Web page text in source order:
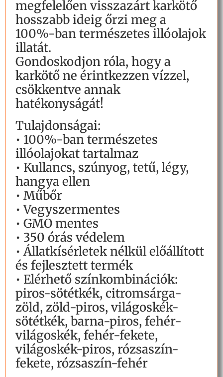
megfelelően visszazárt karkötő
hosszabb ideig őrzi meg a
100%-ban természetes illóolajok
illatát.
Gondoskodjon róla, hogy a
karkötő ne érintkezzen vízzel,
csökkentve annak
hatékonyságát!
Tulajdonságai:
• 100%-ban természetes
illóolajokat tartalmaz
• Kullancs, szúnyog, tetű, légy,
hangya ellen
• Műbőr
• Vegyszermentes
• GMO mentes
• 350 órás védelem
• Állatkísérletek nélkül előállított
és fejlesztett termék
• Elérhető színkombinációk:
piros-sötétkék, citromsárga-
zöld, zöld-piros, világoskék-
sötétkék, barna-piros, fehér-
világoskék, fehér-fekete,
világoskék-piros, rózsaszín-
fekete, rózsaszín-fehér